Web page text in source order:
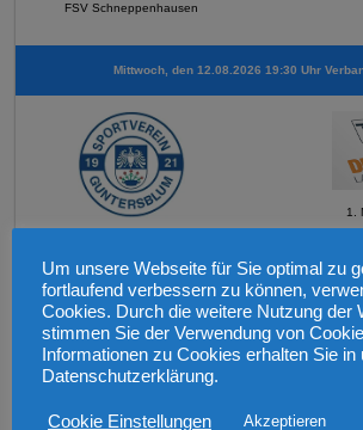
FSV Schneppenhausen
Mittwoch, den 12.08.2026 19:30 Uhr
1.
Sonntag, den 16.08.2026 um 12:45
Um unsere Webseite für Sie optimal zu
fortlaufend verbessern zu können,
Cookies. Durch die weitere Nutzung der
stimmen Sie der Verwendung von
Informationen zu Cookies erhalten Sie in
Datenschutzerklärung.
Cookie Einstellungen Akzeptieren